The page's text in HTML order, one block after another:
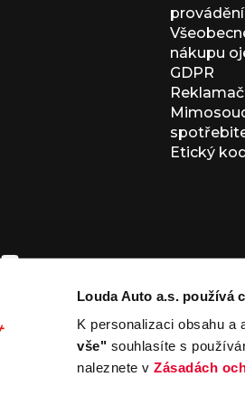
Louda Auto a.s. používá
K personalizaci obsahu
vše" souhlasíte s
naleznete vZásadách
nákupu
GDPR
Etický
a.s.
Všechna práva vyhrazena
by reCAPTCHA and the Google